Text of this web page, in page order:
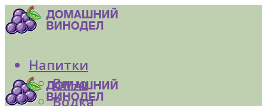
Напитки
Вино
Водка